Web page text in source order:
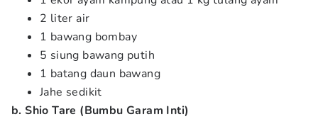
2 liter air
1 bawang bombay
5 siung bawang putih
1 batang daun bawang
Jahe sedikit
b. Shio Tare (Bumbu Garam Inti)